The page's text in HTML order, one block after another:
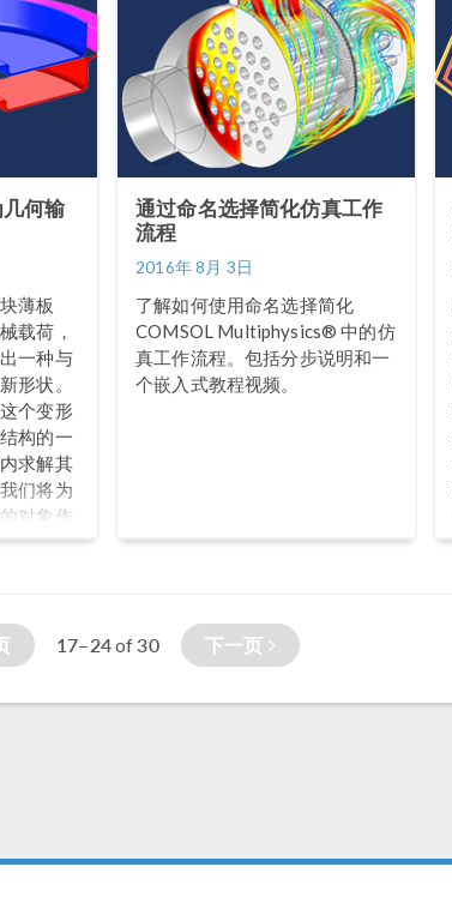
何输
薄板
载荷，
一种与
形状。
个变形
构的一
求解其
们将为
对象作
通过命名选择简化仿真工作
流程
2016年 8月 3日
了解如何使用命名选择简化
COMSOL Multiphysics® 中的仿
真工作流程。包括分步说明和一
个嵌入式教程视频。
17–24of30 下一页